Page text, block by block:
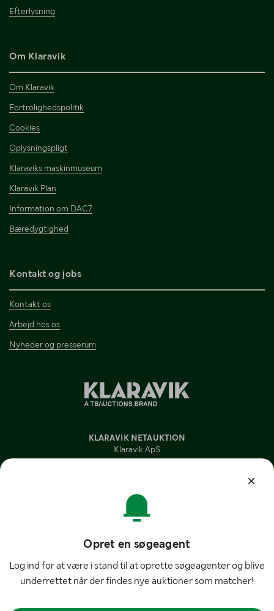
Opret en søgeagent
Log ind for at være i stand til at oprette søgeagenter og blive
underrettet når der findes nye auktioner som matcher!
Efterlysning
Om Klaravik
Om Klaravik
Fortrolighedspolitik
Cookies
Oplysningspligt
Klaraviks maskinmuseum
Klaravik Plan
Information om DAC7
Bæredygtighed
Kontakt og jobs
Kontakt os
Arbejd hos os
Nyheder og presserum
KLARAVIK NETAUKTION
Klaravik ApS
Kontakt kundeservice Mandag-torsdag fra 07:30-15:30 Fredag fra
Mail: info@klaravik.dk
Materiale på denne side må ikke offentliggøres uden skriftlig
tilladelse fra Klaravik ApS.